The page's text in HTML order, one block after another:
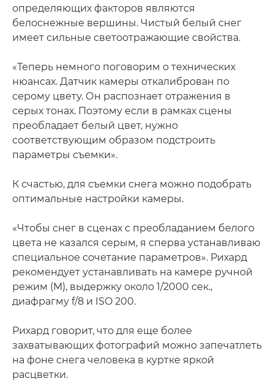
определяющих факторов являются
белоснежные вершины. Чистый белый снег
имеет сильные светоотражающие свойства.
«Теперь немного поговорим о технических
нюансах. Датчик камеры откалиброван по
серому цвету. Он распознает отражения в
серых тонах. Поэтому если в рамках сцены
преобладает белый цвет, нужно
соответствующим образом подстроить
параметры съемки».
К счастью, для съемки снега можно подобрать
оптимальные настройки камеры.
«Чтобы снег в сценах с преобладанием белого
цвета не казался серым, я сперва устанавливаю
специальное сочетание параметров». Рихард
рекомендует устанавливать на камере ручной
режим (M), выдержку около 1/2000 сек.,
диафрагму f/8 и ISO 200.
Рихард говорит, что для еще более
захватывающих фотографий можно запечатлеть
на фоне снега человека в куртке яркой
расцветки.